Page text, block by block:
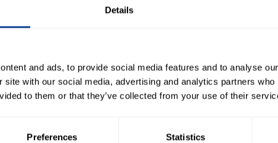
Details
and ads, to provide social media features and to analyse
site with our social media, advertising and analytics partners
to them or that they’ve collected from your use of their
Preferences Statistics
maj 12, 2026
XPartners bygger vidare på
Nederländerna och